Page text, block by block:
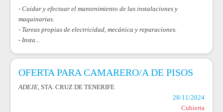
- Cuidar y efectuar el mantenimiento de las instalaciones y
maquinarias.
- Tareas propias de electricidad, mecánica y reparaciones.
- Insta...
OFERTA PARA CAMARERO/A DE PISOS
ADEJE, STA. CRUZ DE TENERIFE
28/11/2024
Cubierta